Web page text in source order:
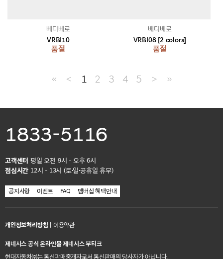
VRBI10
품절
베디베로
VRBI08 [2 colors]
품절
베디베로
≪ ＜ 1 2 3 4 5 ＞ ≫
1833-5116
고객센터 평일 오전 9시 - 오후 6시
점심시간 12시 - 13시 (토·일·공휴일 휴무)
공지사항 이벤트 FAQ 멤버십 혜택안내
개인정보처리방침 이용약관
제네시스 공식 온라인몰 제네시스 부티크
현대자동차㈜는 통신판매중개자로서 통신판매의 당사자가 아닙니다.